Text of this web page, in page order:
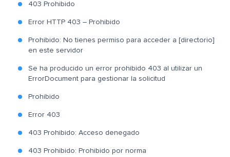
403 Prohibido
Error HTTP 403 – Prohibido
Prohibido: No tienes permiso para acceder a [directorio]
en este servidor
Se ha producido un error prohibido 403 al utilizar un
ErrorDocument para gestionar la solicitud
Prohibido
Error 403
403 Prohibido: Acceso denegado
403 Prohibido: Prohibido por norma